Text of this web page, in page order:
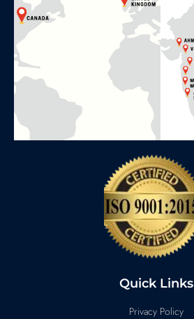
Quick Links
Privacy Policy